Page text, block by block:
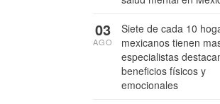
Siete de cada 10
mexicanos tienen
especialistas
beneficios físicos y
emocionales
03
AGO